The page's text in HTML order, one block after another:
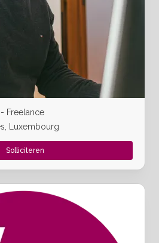
Freelance
Luxembourg
Solliciteren